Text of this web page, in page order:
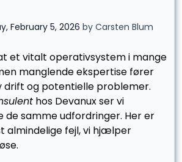
February 5, 2026 by Carsten Blum
et vitalt operativsystem i mange
manglende ekspertise fører
drift og potentielle problemer.
hos Devanux ser vi
de samme udfordringer. Her er
almindelige fejl, vi hjælper